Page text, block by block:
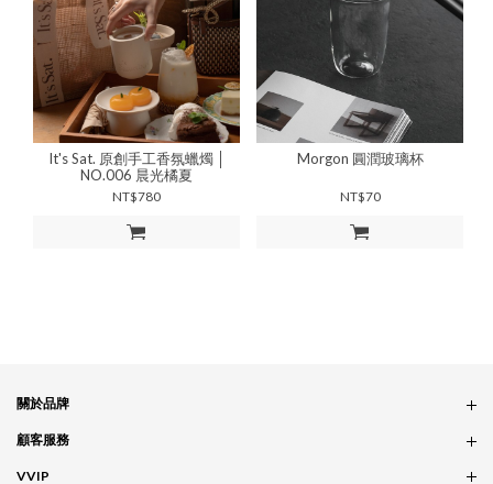
加入購物車
It's Sat. 原創手工香氛蠟燭 │
NO.006 晨光橘夏
NT$780
加入購物車
Morgon 圓潤玻璃杯
NT$70
關於品牌
品牌概念
服務條款
顧客服務
訂單問題
VVIP